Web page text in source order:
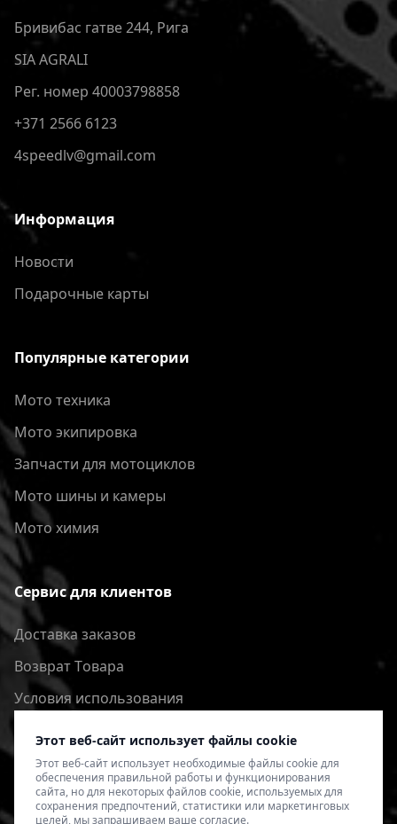
Этот веб-сайт использует файлы cookie
Этот веб-сайт использует необходимые файлы cookie для
обеспечения правильной работы и функционирования
сайта, но для некоторых файлов cookie, используемых для
сохранения предпочтений, статистики или маркетинговых
целей, мы запрашиваем ваше согласие.
Бривибас гатве 244, Рига
SIA AGRALI
Рег. номер 40003798858
+371 2566 6123
4speedlv@gmail.com
Информация
Новости
Подарочные карты
Популярные категории
Мото техника
Мото экипировка
Запчасти для мотоциклов
Мото шины и камеры
Мото химия
Сервис для клиентов
Доставка заказов
Bозврат Tовара
Условия использования
Политика конфиденциальности